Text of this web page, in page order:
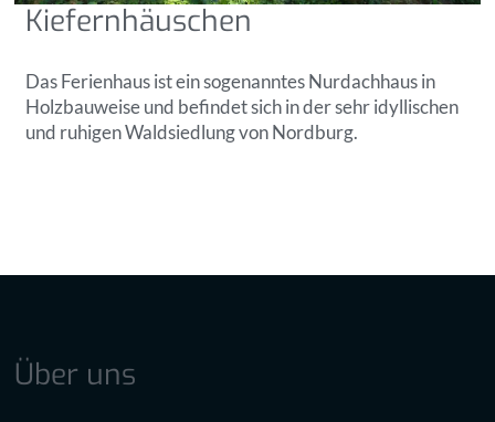
Kiefernhäuschen
Das Ferienhaus ist ein sogenanntes Nurdachhaus in
Holzbauweise und befindet sich in der sehr idyllischen
und ruhigen Waldsiedlung von Nordburg.
Über uns